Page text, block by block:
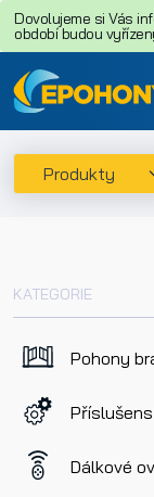
Dovolujeme si Vás
období budou
Produkty
KATEGORIE
Pohony
Dálkové